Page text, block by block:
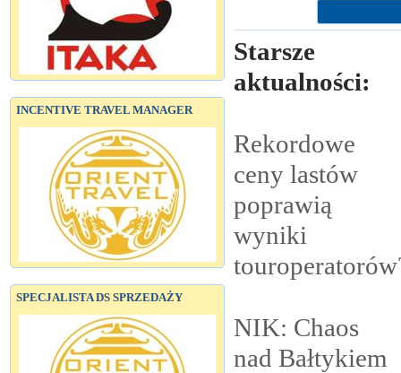
INCENTIVE TRAVEL MANAGER
SPECJALISTA DS SPRZEDAŻY
Starsze
aktualności:
Rekordowe
ceny lastów
poprawią
wyniki
NIK: Chaos
nad Bałtykiem